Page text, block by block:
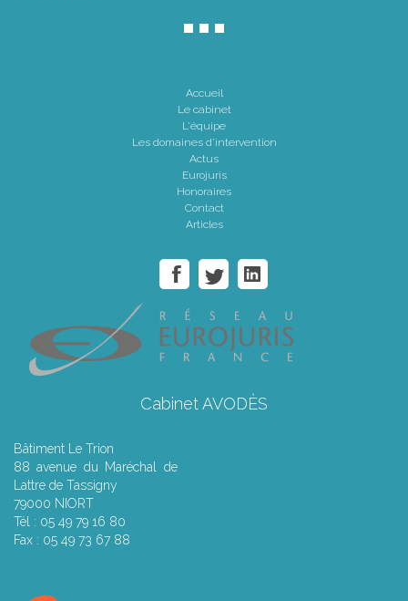
Accueil
Le cabinet
L'équipe
Les domaines d'intervention
Actus
Eurojuris
Honoraires
Contact
Articles
Cabinet AVODÈS
Bâtiment Le Trion
88 avenue du Maréchal de
Lattre de Tassigny
79000 NIORT
Tél : 05 49 79 16 80
Fax : 05 49 73 67 88